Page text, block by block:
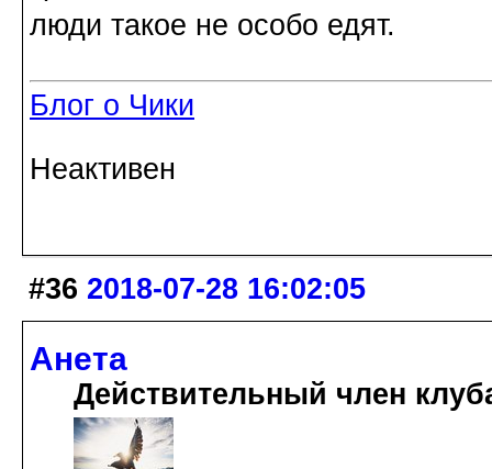
люди такое не особо едят.
Блог о Чики
Неактивен
#36 2018-07-28 16:02:05
Анета
Действительный член